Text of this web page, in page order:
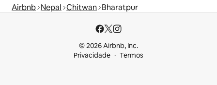
Airbnb Nepal Chitwan Bharatpur
© 2026 Airbnb, Inc.
Privacidade
Termos